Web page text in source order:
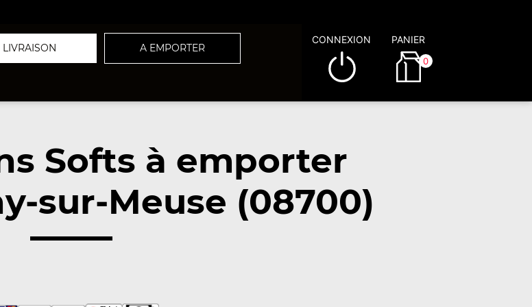
LIVRAISON A EMPORTER
CONNEXION PANIER
0
Softs à emporter
sur-Meuse (08700)